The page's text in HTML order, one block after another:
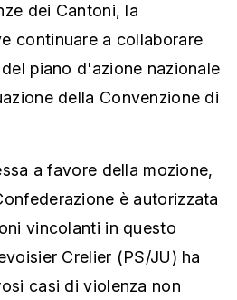
dei Cantoni, la
continuare a collaborare
piano d'azione nazionale
della Convenzione di
a favore della mozione,
è autorizzata
vincolanti in questo
Crelier (PS/JU) ha
casi di violenza non